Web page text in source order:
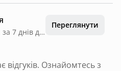
Часткове повернення: за 7 днів до дати заїзду
Переглянути
Ознайомтесь з